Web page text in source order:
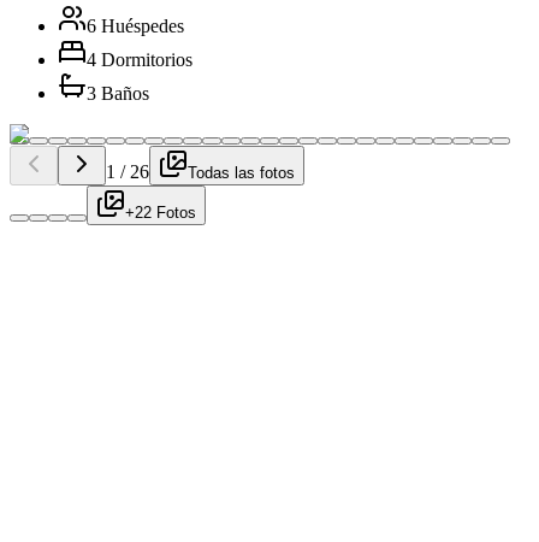
6 Huéspedes
4 Dormitorios
3 Baños
1 / 26 Todas las fotos
+22 Fotos